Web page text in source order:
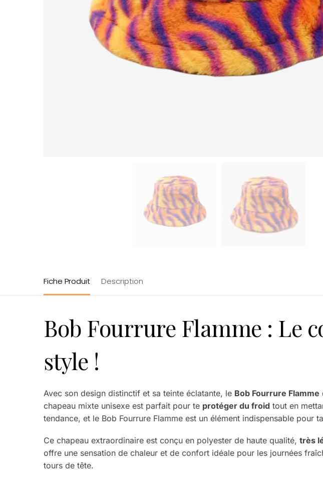
Fiche Produit Description
Bob Fourrure Flamme : Le
style !
Avec son design distinctif et sa teinte éclatante, le Bob Fourrure Flamme
chapeau mixte unisexe est parfait pour te protéger du froid tout en
tendance, et le Bob Fourrure Flamme est un élément indispensable pour
Ce chapeau extraordinaire est conçu en polyester de haute qualité,très
offre une sensation de chaleur et de confort idéale pour les journées
tours de tête.